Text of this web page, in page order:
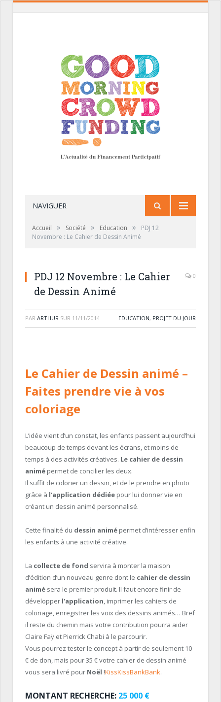
NAVIGUER
Accueil » Société » Education »
PDJ 12
Novembre : Le Cahier de Dessin Animé
PDJ 12 Novembre : Le Cahier
de Dessin Animé
0
PAR ARTHUR SUR 11/11/2014 EDUCATION, PROJET DU JOUR
Le Cahier de Dessin animé –
Faites prendre vie à vos
coloriage
L’idée vient d’un constat, les enfants passent aujourd’hui
beaucoup de temps devant les écrans, et moins de
temps à des activités créatives. Le cahier de dessin
animé permet de concilier les deux.
Il suffit de colorier un dessin, et de le prendre en photo
grâce à l’application dédiée pour lui donner vie en
créant un dessin animé personnalisé.
Cette finalité du dessin animé permet d’intéresser enfin
les enfants à une activité créative.
La collecte de fond servira à monter la maison
d’édition d’un nouveau genre dont le cahier de dessin
animé sera le premier produit. Il faut encore finir de
développer l’application, imprimer les cahiers de
coloriage, enregistrer les voix des dessins animés… Bref
il reste du chemin mais votre contribution pourra aider
Claire Faÿ et Pierrick Chabi à le parcourir.
Vous pourrez tester le concept à partir de seulement 10
€ de don, mais pour 35 € votre cahier de dessin animé
vous sera livré pour Noël !KissKissBankBank.
MONTANT RECHERCHE: 25 000 €